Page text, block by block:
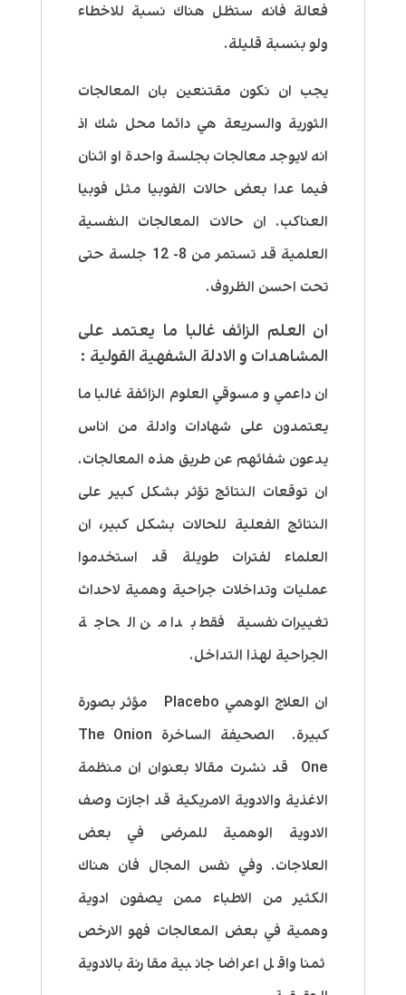
فعالة فانه ستظل هناك نسبة للاخطاء
ولو بنسبة قليلة.
يجب ان نكون مقتنعين بان المعالجات
الثورية والسريعة هي دائما محل شك اذ
انه لايوجد معالجات بجلسة واحدة او اثنان
فيما عدا بعض حالات الفوبيا مثل فوبيا
العناكب. ان حالات المعالجات النفسية
العلمية قد تستمر من 8- 12 جلسة حتى
تحت احسن الظروف.
ان العلم الزائف غالبا ما يعتمد على
المشاهدات و الادلة الشفهية القولية :
ان داعمي و مسوقي العلوم الزائفة غالبا ما
يعتمدون على شهادات وادلة من اناس
يدعون شفائهم عن طريق هذه المعالجات.
ان توقعات النتائج تؤثر بشكل كبير على
النتائج الفعلية للحالات بشكل كبير، ان
العلماء لفترات طويلة قد استخدموا
عمليات وتداخلات جراحية وهمية لاحداث
تغييرات نفسية فقط بدا من الحاجة
الجراحية لهذا التداخل.
ان العلاج الوهمي Placebo مؤثر بصورة
كبيرة. الصحيفة الساخرة The Onion
One قد نشرت مقالا بعنوان ان منظمة
الاغذية والادوية الامريكية قد اجازت وصف
الادوية الوهمية للمرضى في بعض
العلاجات. وفي نفس المجال فان هناك
الكثير من الاطباء ممن يصفون ادوية
وهمية في بعض المعالجات فهو الارخص
ثمنا واقل اعراضا جانبية مقارنة بالادوية